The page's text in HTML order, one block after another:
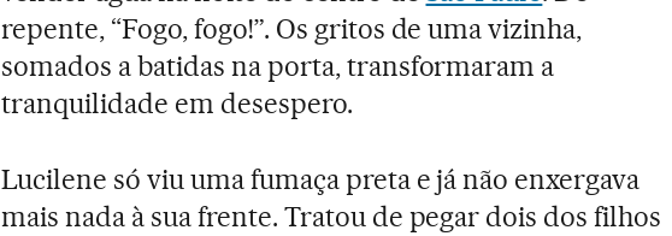
repente, “Fogo, fogo!”. Os gritos de uma vizinha,
somados a batidas na porta, transformaram a
tranquilidade em desespero.
Lucilene só viu uma fumaça preta e já não enxergava
mais nada à sua frente. Tratou de pegar dois dos filhos